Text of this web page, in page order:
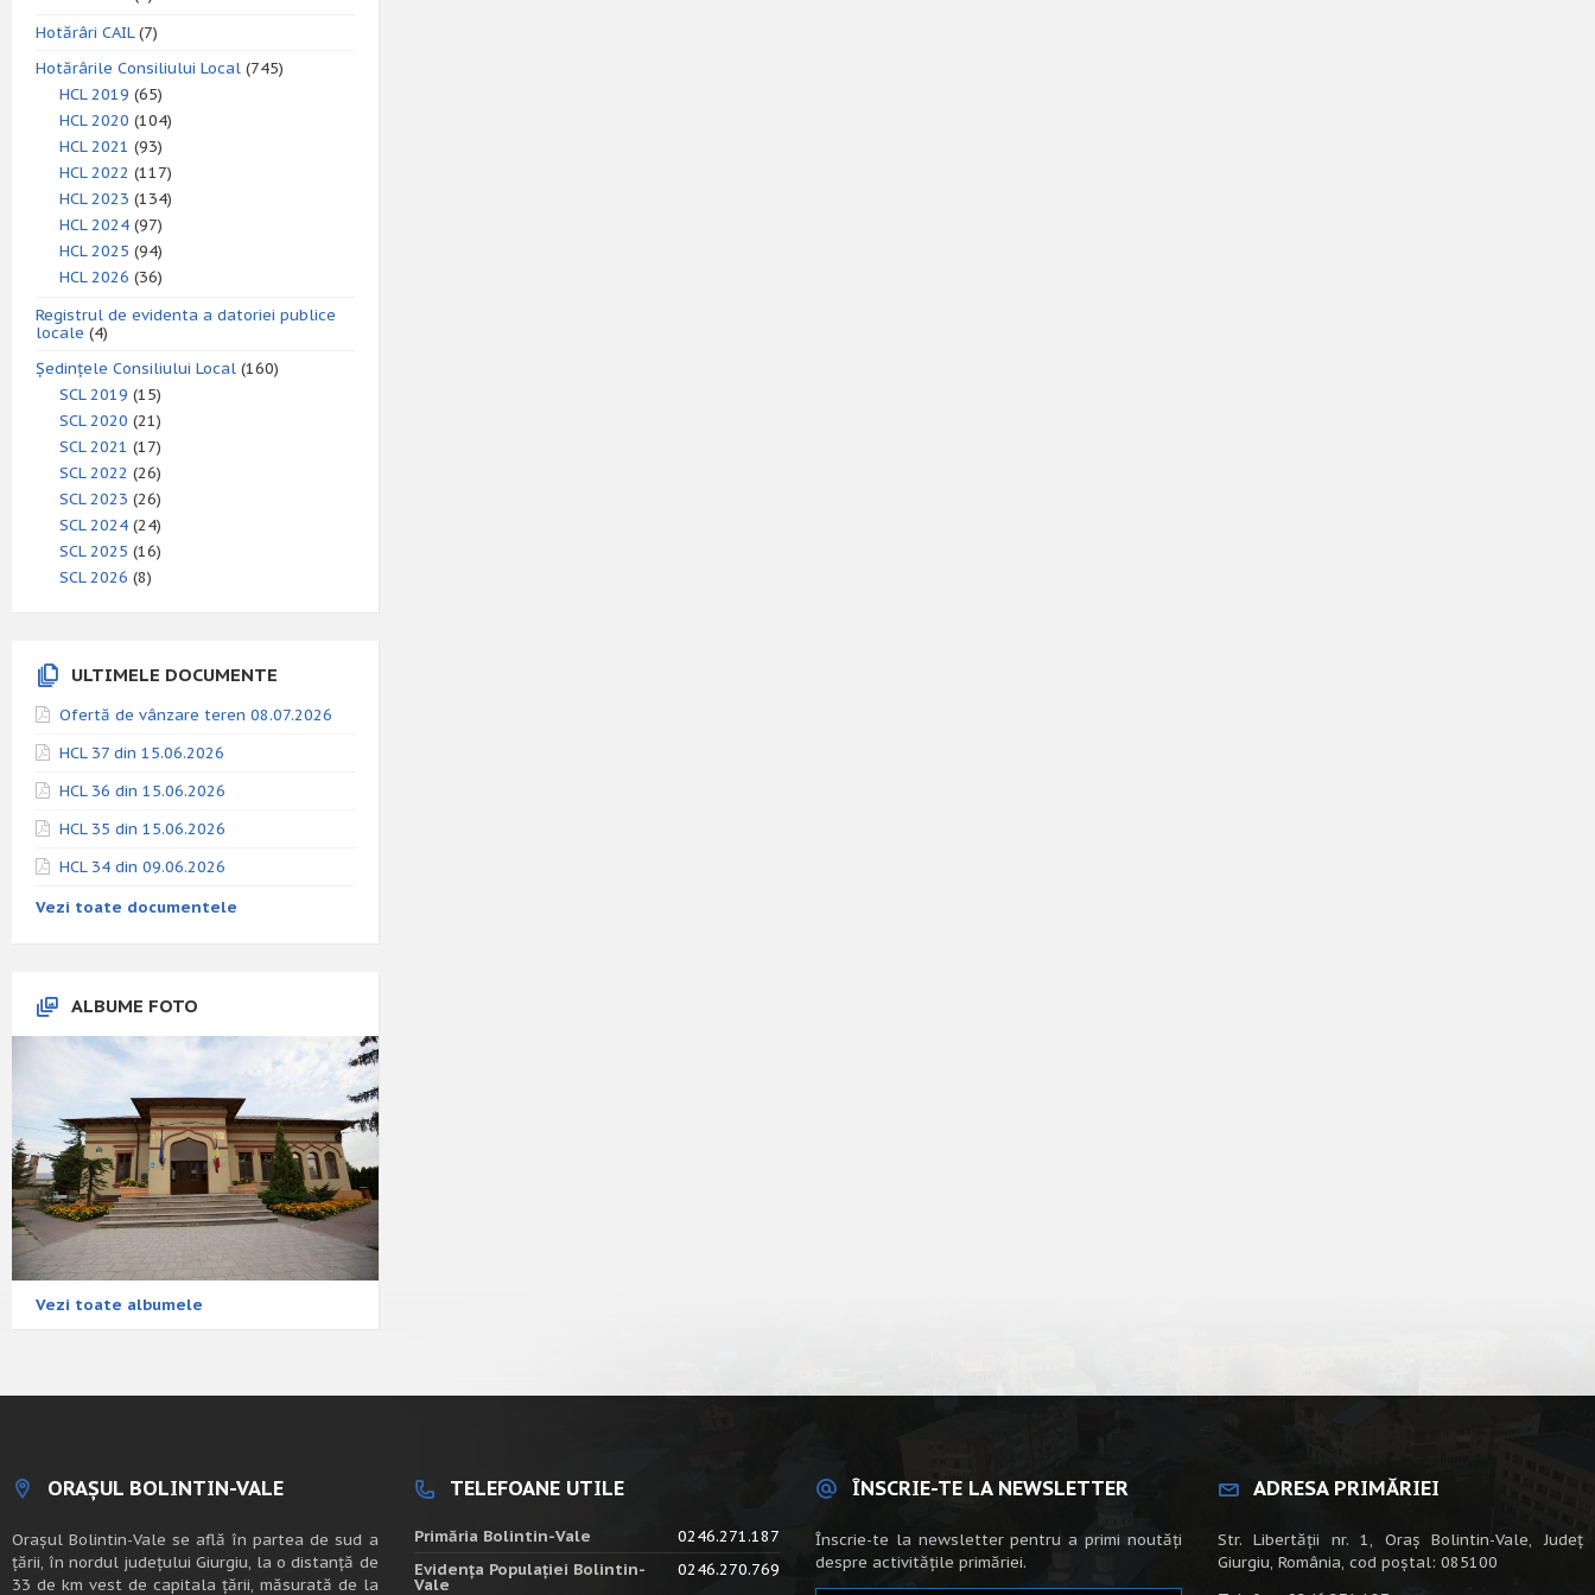
Hotărâri CAIL(7)
Hotărârile Consiliului Local (745)
HCL 2019 (65)
HCL 2020 (104)
HCL 2021 (93)
HCL 2022 (117)
HCL 2023 (134)
HCL 2024 (97)
HCL 2025 (94)
HCL 2026 (36)
Registrul de evidenta a datoriei publice
locale (4)
Ședințele Consiliului Local (160)
SCL 2019 (15)
SCL 2020 (21)
SCL 2021 (17)
SCL 2022 (26)
SCL 2023 (26)
SCL 2024 (24)
SCL 2025 (16)
SCL 2026 (8)
ULTIMELE DOCUMENTE
Ofertă de vânzare teren 08.07.2026
HCL 37 din 15.06.2026
HCL 36 din 15.06.2026
HCL 35 din 15.06.2026
HCL 34 din 09.06.2026
Vezi toate documentele
ALBUME FOTO
Vezi toate albumele
ORAȘUL BOLINTIN-VALE
Oraşul Bolintin-Vale se află în partea de sud a
ţării, în nordul judeţului Giurgiu, la o distanţă de
33 de km vest de capitala țării, măsurată de la
TELEFOANE UTILE
Primăria Bolintin-Vale
0246.271.187
Evidența Populației Bolintin-
Vale
0246.270.769
ÎNSCRIE-TE LA NEWSLETTER
Înscrie-te la newsletter pentru a primi noutăți
despre activitățile primăriei.
ADRESA PRIMĂRIEI
Str. Libertății nr. 1, Oraș Bolintin-Vale, Județ
Giurgiu, România, cod poștal: 085100